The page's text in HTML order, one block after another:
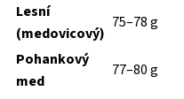
Lesní
(medovicový)
75–78 g
Pohankový
med
77–80 g